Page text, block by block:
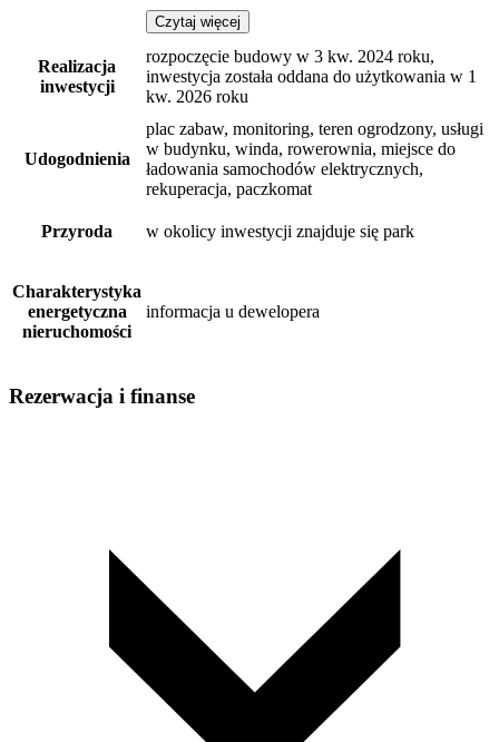
Czytaj więcej
Realizacja
inwestycji
rozpoczęcie budowy w 3 kw. 2024 roku,
inwestycja została oddana do użytkowania w 1
kw. 2026 roku
Udogodnienia
plac zabaw, monitoring, teren ogrodzony, usługi
w budynku, winda, rowerownia, miejsce do
ładowania samochodów elektrycznych,
rekuperacja, paczkomat
Przyroda w okolicy inwestycji znajduje się park
Charakterystyka
energetyczna
nieruchomości
informacja u dewelopera
Rezerwacja i finanse